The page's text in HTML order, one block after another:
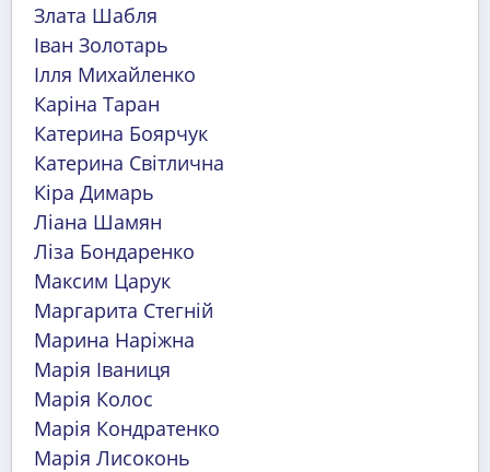
Злата Шабля
Іван Золотарь
Ілля Михайленко
Каріна Таран
Катерина Боярчук
Катерина Світлична
Кіра Димарь
Ліана Шамян
Ліза Бондаренко
Максим Царук
Маргарита Стегній
Марина Наріжна
Марія Іваниця
Марія Колос
Марія Кондратенко
Марія Лисоконь